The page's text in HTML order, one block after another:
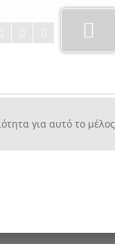
για αυτό το μέλος